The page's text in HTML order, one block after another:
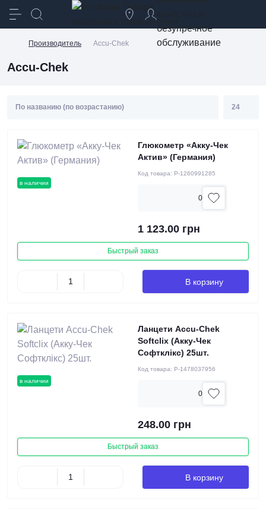
безупречное
обслуживание
Производитель Accu-Chek
Accu-Chek
в наличии
Глюкометр «Акку-Чек
Актив» (Германия)
Код товара: P-1260991285
0
1 123.00 грн
Быстрый заказ
В корзину
в наличии
Ланцети Accu-Chek
Softclix (Акку-Чек
Софтклікс) 25шт.
Код товара: P-1478037956
0
248.00 грн
Быстрый заказ
В корзину